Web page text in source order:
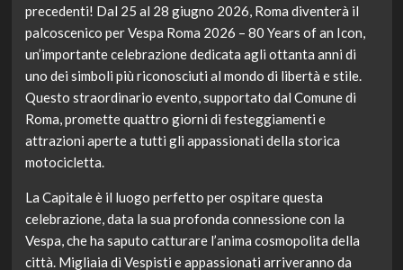
precedenti! Dal 25 al 28 giugno 2026, Roma diventerà il
palcoscenico per Vespa Roma 2026 – 80 Years of an Icon,
un’importante celebrazione dedicata agli ottanta anni di
uno dei simboli più riconosciuti al mondo di libertà e stile.
Questo straordinario evento, supportato dal Comune di
Roma, promette quattro giorni di festeggiamenti e
attrazioni aperte a tutti gli appassionati della storica
motocicletta.
La Capitale è il luogo perfetto per ospitare questa
celebrazione, data la sua profonda connessione con la
Vespa, che ha saputo catturare l’anima cosmopolita della
città. Migliaia di Vespisti e appassionati arriveranno da